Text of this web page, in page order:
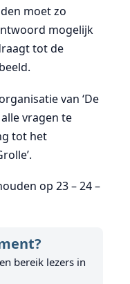
moet zo
mogelijk
tot de
van ‘De
vragen te
tot het
op 23 – 24 –
bereik lezers in